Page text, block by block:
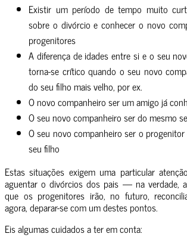
Existir um período de tempo muito
sobre o divórcio e conhecer o novo
progenitores
A diferença de idades entre si e o seu
torna-se crítico quando o seu novo
do seu filho mais velho, por ex.
O novo companheiro ser um amigo já
O seu novo companheiro ser do mesmo
O seu novo companheiro ser o
seu filho
Estas situações exigem uma particular
aguentar o divórcios dos pais — na verdade,
que os progenitores irão, no futuro,
agora, deparar-se com um destes pontos.
Eis algumas cuidados a ter em conta: